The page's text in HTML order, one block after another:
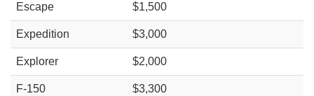
Escape $1,500
Expedition $3,000
Explorer $2,000
F-150 $3,300